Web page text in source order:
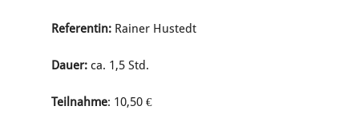
Referentin: Rainer Hustedt
Dauer: ca. 1,5 Std.
Teilnahme: 10,50 €